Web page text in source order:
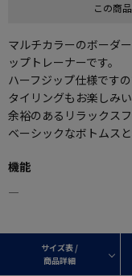
この商
マルチカラーのボーダ
ップトレーナーです。
ハーフジップ仕様です
タイリングもお楽しみい
余裕のあるリラックス
ベーシックなボトムスと
機能
―
サイズ表 /
商品詳細